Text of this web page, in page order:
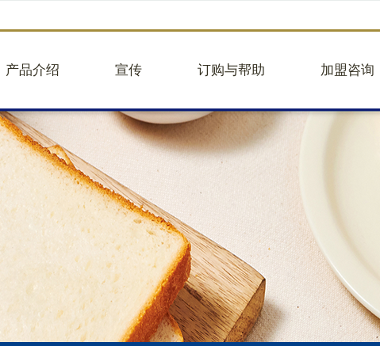
产品介绍
企业团购
蛋糕图册25版
面包
大蛋糕
小蛋糕
礼盒
饮品
商品
宣传
往期活动
往期新闻
品牌合作
订购与帮助
企业团购
建议意见
加盟咨询